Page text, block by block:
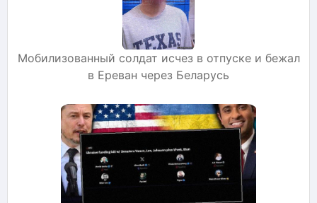
Мобилизованный солдат исчез в отпуске и бежал
в Ереван через Беларусь